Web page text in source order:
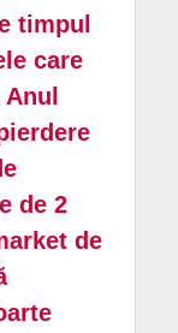
timpul
care
de 2
de